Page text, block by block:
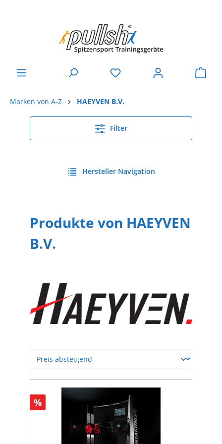
Marken von A-Z HAEYVEN B.V.
Filter
Hersteller Navigation
Produkte von HAEYVEN
B.V.
%